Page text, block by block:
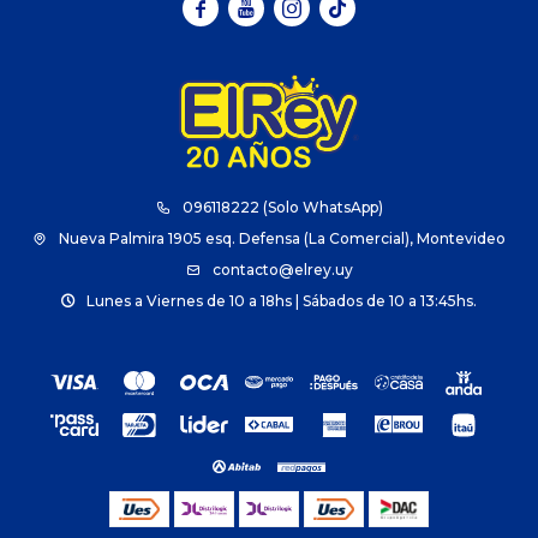
096118222 (Solo WhatsApp)
Nueva Palmira 1905 esq. Defensa (La Comercial), Montevideo
contacto@elrey.uy
Lunes a Viernes de 10 a 18hs | Sábados de 10 a 13:45hs.
  